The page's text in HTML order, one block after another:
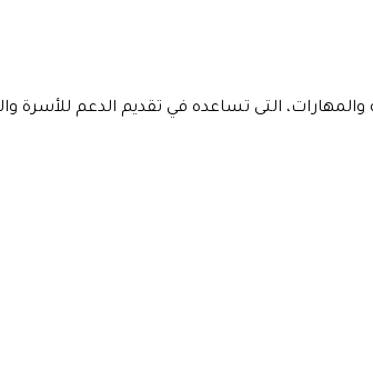
والمهارات، التى تساعده في تقديم الدعم للأسرة